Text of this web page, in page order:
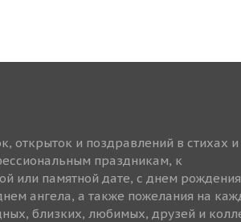
открыток и поздравлений в стихах и
праздникам, к
или памятной дате, с днем
ангела, а также пожелания на
близких, любимых, друзей и